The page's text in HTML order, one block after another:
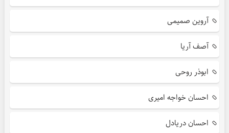
آروین صمیمی
آصف آریا
ابوذر روحی
احسان خواجه امیری
احسان دریادل